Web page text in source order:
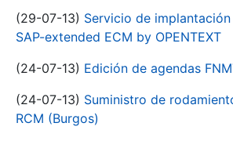
(29-07-13) Servicio de
SAP-extended ECM by OPENTEXT
(24-07-13) Edición de agendas
(24-07-13) Suministro de
RCM (Burgos)